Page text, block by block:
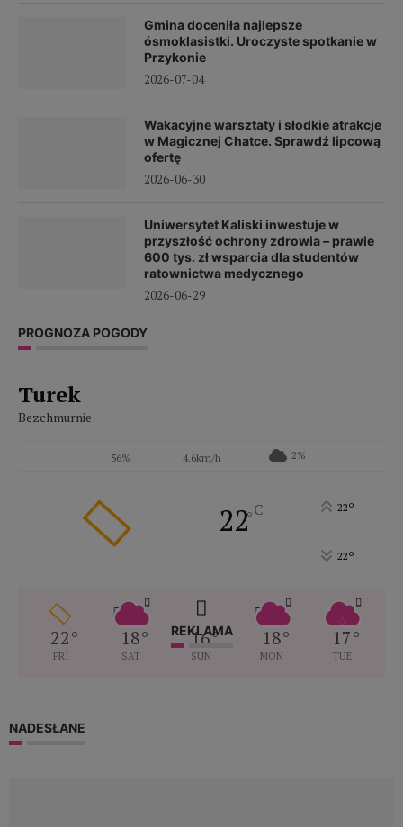
Gmina doceniła najlepsze
ósmoklasistki. Uroczyste spotkanie w
Przykonie
2026-07-04
Wakacyjne warsztaty i słodkie atrakcje
w Magicznej Chatce. Sprawdź lipcową
ofertę
2026-06-30
Uniwersytet Kaliski inwestuje w
przyszłość ochrony zdrowia – prawie
600 tys. zł wsparcia dla studentów
ratownictwa medycznego
2026-06-29
PROGNOZA POGODY
Turek
Bezchmurnie
56% 4.6km/h 2%
22°C 22°
22°
22°
FRI
18°
SAT
16°
SUN
18°
MON
17°
TUE
REKLAMA
NADESŁANE